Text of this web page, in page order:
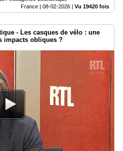
France | 08-02-2026 | Vu 19420 fois
- Les casques de vélo : une
impacts obliques ?